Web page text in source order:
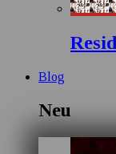
Blog
Neu